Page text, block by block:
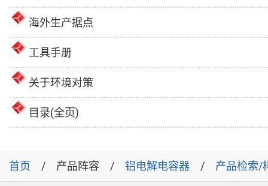
海外生产据点
工具手册
关于环境对策
目录(全页)
首页 产品阵容 铝电解电容器 产品检索/